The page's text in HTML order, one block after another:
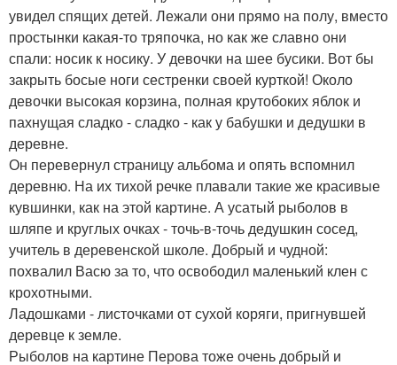
увидел спящих детей. Лежали они прямо на полу, вместо
простынки какая-то тряпочка, но как же славно они
спали: носик к носику. У девочки на шее бусики. Вот бы
закрыть босые ноги сестренки своей курткой! Около
девочки высокая корзина, полная крутобоких яблок и
пахнущая сладко - сладко - как у бабушки и дедушки в
деревне.
Он перевернул страницу альбома и опять вспомнил
деревню. На их тихой речке плавали такие же красивые
кувшинки, как на этой картине. А усатый рыболов в
шляпе и круглых очках - точь-в-точь дедушкин сосед,
учитель в деревенской школе. Добрый и чудной:
похвалил Васю за то, что освободил маленький клен с
крохотными.
Ладошками - листочками от сухой коряги, пригнувшей
деревце к земле.
Рыболов на картине Перова тоже очень добрый и